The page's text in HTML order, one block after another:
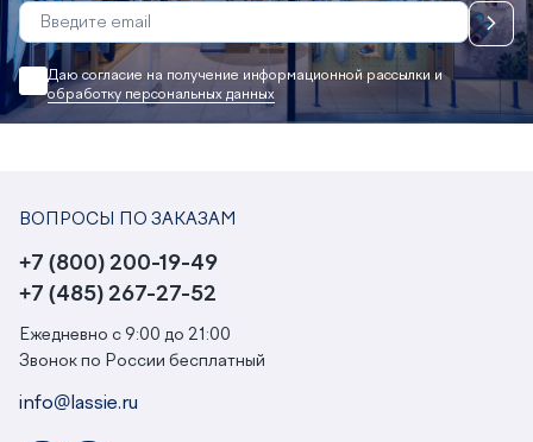
Даю согласие на получение информационной рассылки и
обработку персональных данных
ВОПРОСЫ ПО ЗАКАЗАМ
+7 (800) 200-19-49
+7 (485) 267-27-52
Ежедневно с 9:00 до 21:00
Звонок по России бесплатный
info@lassie.ru